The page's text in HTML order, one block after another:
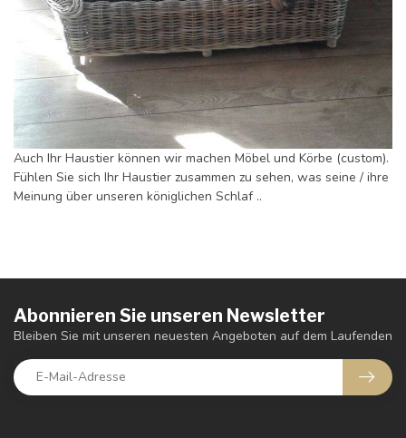
Auch Ihr Haustier können wir machen Möbel und Körbe (custom).
Fühlen Sie sich Ihr Haustier zusammen zu sehen, was seine / ihre
Meinung über unseren königlichen Schlaf ..
Abonnieren Sie unseren Newsletter
Bleiben Sie mit unseren neuesten Angeboten auf dem Laufenden